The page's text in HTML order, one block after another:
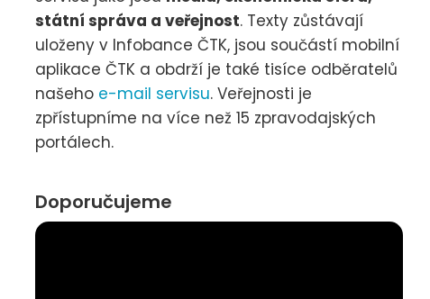
státní správa a veřejnost. Texty zůstávají
uloženy v Infobance ČTK, jsou součástí mobilní
aplikace ČTK a obdrží je také tisíce odběratelů
našeho e-mail servisu. Veřejnosti je
zpřístupníme na více než 15 zpravodajských
portálech.
Doporučujeme